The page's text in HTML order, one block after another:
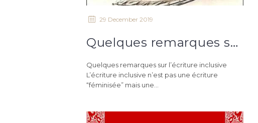
29 December 2019
Quelques remarques sur l’écriture inclusive, sa définition et ses règles
Quelques remarques sur l’écriture inclusive
L’écriture inclusive n’est pas une écriture
“féminisée” mais une...